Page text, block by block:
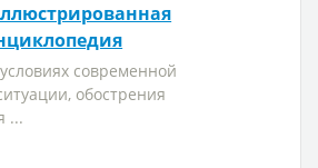
современной
обострения
...